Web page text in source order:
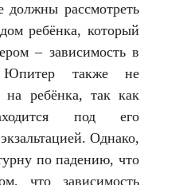
должны рассмотреть
ребёнка, который
– зависимость в
Юпитер также не
на ребёнка, так как
под его
Однако,
по падению, что
что зависимость